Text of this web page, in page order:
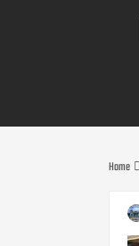
Home